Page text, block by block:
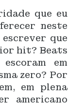
que eu
neste
escrever que
hit? Beats
em
zero? Por
em plena
americano